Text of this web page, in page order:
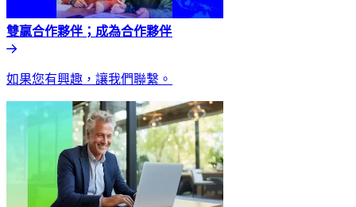
雙贏合作夥伴；成為合作夥伴​​
如果您有興趣，讓我們聯繫。​​